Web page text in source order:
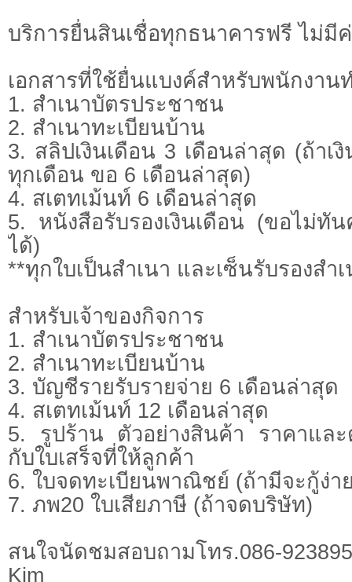
บริ​การยื่น​สินเชื่อ​ทุก​ธนาคาร​ฟรี​ ไม่มี
เอกสารที่ใช้ยื่นแบงค์สำหรับพนักงาน​
1. สำเนาบัตรประชาชน
2. สำเนาทะเบียนบ้าน
3. สลิปเงินเดือน 3 เดือนล่าสุด (ถ้าเงิ
ทุกเดือน ขอ 6 เดือนล่าสุด)
4. สเตทเม้นท์ 6 เดือนล่าสุด
5. หนังสือรับรองเงินเดือน (ขอไม่ทั
ได้)
**ทุกใบเป็นสำเนา และเซ็นรับรองสำ
​สำหรับเจ้าของกิจการ
1. สำเนาบัตรประชาชน
2. สำเนาทะเบียนบ้าน
3. บัญชีรายรับรายจ่าย 6 เดือนล่าสุด
4. สเตทเม้นท์ 12 เดือนล่าสุด
5. รูปร้าน ตัวอย่างสินค้า ราคาและ
กับใบเสร็จที่ให้ลูกค้า
6. ใบจดทะเบียนพาณิชย์ (ถ้ามีจะกู้ง่า
7. ภพ20 ใบเสียภาษี (ถ้าจดบริษัท)
สนใจนัดชมสอบถามโทร.086-
Kim